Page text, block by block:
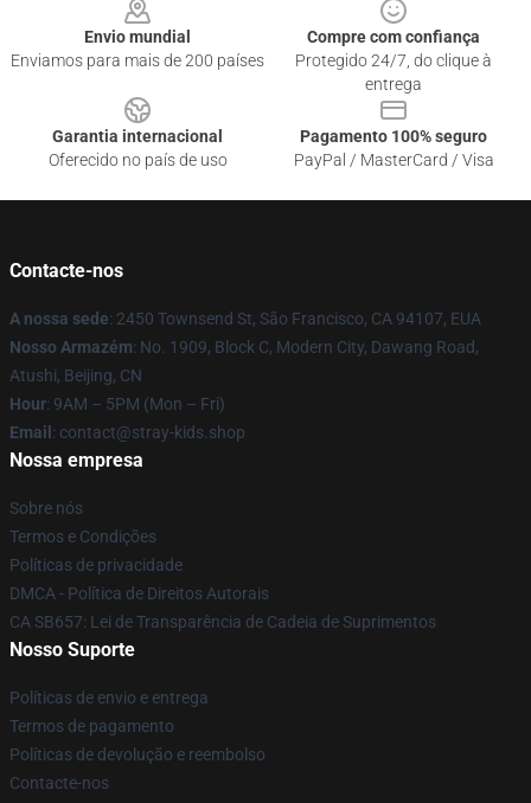
Envio mundial
Enviamos para mais de 200 países
Compre com confiança
Protegido 24/7, do clique à
entrega
Garantia internacional
Oferecido no país de uso
Pagamento 100% seguro
PayPal / MasterCard / Visa
Contacte-nos
A nossa sede: 2450 Townsend St, São Francisco, CA 94107, EUA
Nosso Armazém: No. 1909, Block C, Modern City, Dawang Road,
Atushi, Beijing, CN
Hour: 9AM – 5PM (Mon – Fri)
Email : contact@stray-kids.shop
Nossa empresa
Sobre nós
Termos e Condições
Políticas de privacidade
DMCA - Política de Direitos Autorais
CA SB657: Lei de Transparência de Cadeia de Suprimentos
Nosso Suporte
Políticas de envio e entrega
Termos de pagamento
Políticas de devolução e reembolso
Contacte-nos